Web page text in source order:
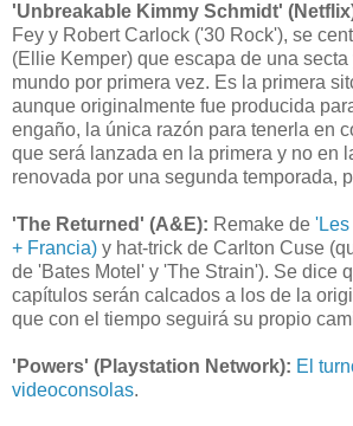
'Unbreakable Kimmy Schmidt'
Fey y Robert Carlock ('30 Rock'), se
(Ellie Kemper) que escapa de una secta
mundo por primera vez. Es la primera
aunque originalmente fue producida
engaño, la única razón para tenerla en
que será lanzada en la primera y no en
renovada por una segunda temporada,
'The Returned' (A&E): Remake de 'Les
+ Francia) y hat-trick de Carlton Cuse
de 'Bates Motel' y 'The Strain'). Se dice
capítulos serán calcados a los de la
que con el tiempo seguirá su propio
'Powers' (Playstation Network): El
videoconsolas.